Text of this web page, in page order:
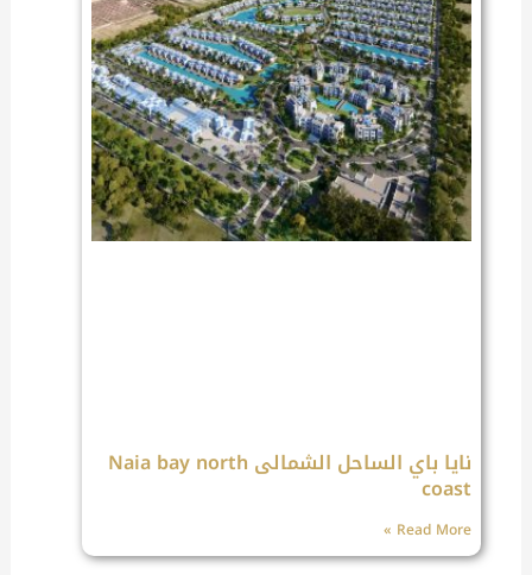
نايا باي الساحل الشمالى Naia bay north
coast
Read More »